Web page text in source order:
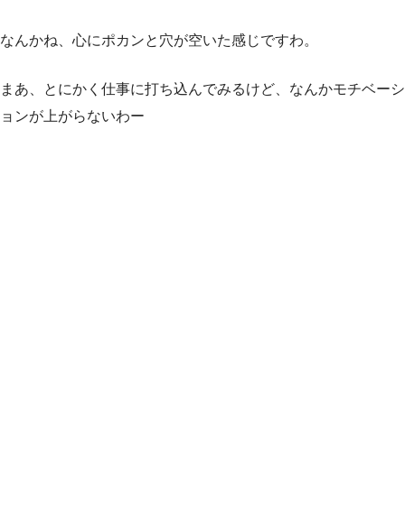
なんかね、心にポカンと穴が空いた感じですわ。
まあ、とにかく仕事に打ち込んでみるけど、なんかモチベーシ
ョンが上がらないわー